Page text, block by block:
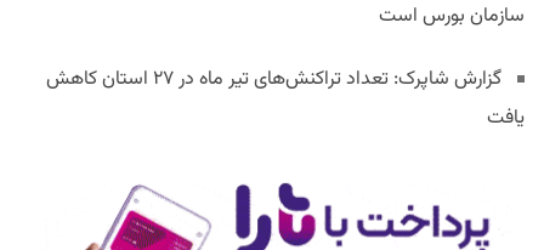
سازمان بورس است
گزارش شاپرک: تعداد تراکنش‌های تیر ماه در ۲۷ استان‌ کاهش
یافت